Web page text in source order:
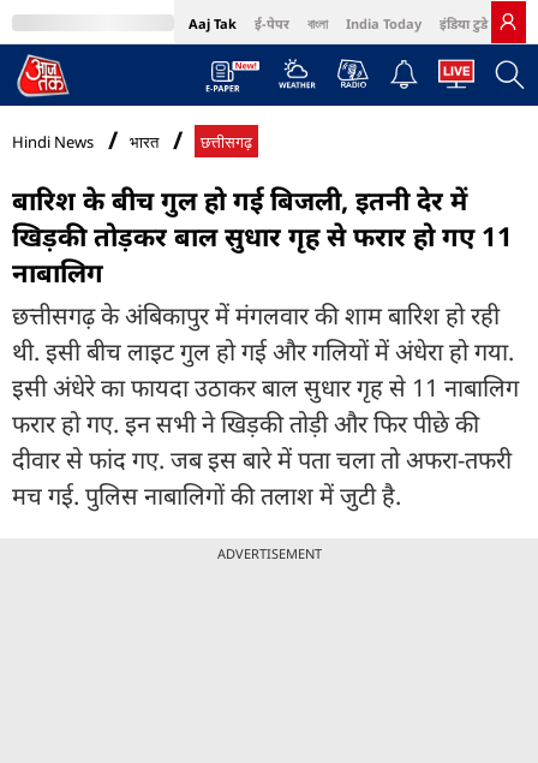
Aaj Tak ई-पेपर বাংলা India Today इंडिया टुडे हिंदी
MumbaiTak Cosmopolitan Harper's Bazaar Northeast
Hindi News भारत छत्तीसगढ़
बारिश के बीच गुल हो गई बिजली, इतनी देर में
खिड़की तोड़कर बाल सुधार गृह से फरार हो गए 11
नाबालिग
छत्तीसगढ़ के अंबिकापुर में मंगलवार की शाम बारिश हो रही
थी. इसी बीच लाइट गुल हो गई और गलियों में अंधेरा हो गया.
इसी अंधेरे का फायदा उठाकर बाल सुधार गृह से 11 नाबालिग
फरार हो गए. इन सभी ने खिड़की तोड़ी और फिर पीछे की
दीवार से फांद गए. जब इस बारे में पता चला तो अफरा-तफरी
मच गई. पुलिस नाबालिगों की तलाश में जुटी है.
ADVERTISEMENT